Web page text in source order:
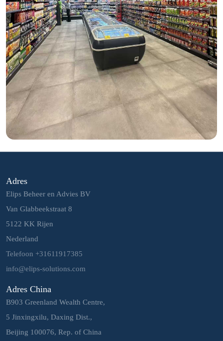
Adres
Elips Beheer en Advies BV
Van Glabbeekstraat 8
5122 KK Rijen
Nederland
Telefoon +31611917385
info@elips-solutions.com
Adres China
B903 Greenland Wealth Centre,
5 Jinxingxilu, Daxing Dist.,
Beijing 100076, Rep. of China